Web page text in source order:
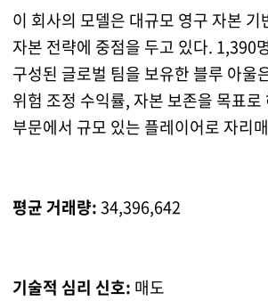
이 회사의 모델은 대규모 영구 자본 기
자본 전략에 중점을 두고 있다. 1,390
구성된 글로벌 팀을 보유한 블루 아울
위험 조정 수익률, 자본 보존을 목표로
부문에서 규모 있는 플레이어로 자리
평균 거래량:34,396,642
기술적 심리 신호: 매도